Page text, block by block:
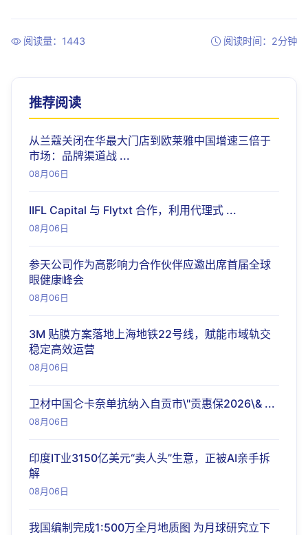
阅读量：1443 阅读时间：2分钟
推荐阅读
从兰蔻关闭在华最大门店到欧莱雅中国增速三倍于
市场：品牌渠道战 ...
08月06日
IIFL Capital 与 Flytxt 合作，利用代理式 ...
08月06日
参天公司作为高影响力合作伙伴应邀出席首届全球
眼健康峰会
08月06日
3M 贴膜方案落地上海地铁22号线，赋能市域轨交
稳定高效运营
08月06日
卫材中国仑卡奈单抗纳入自贡市\"贡惠保2026\& ...
08月06日
印度IT业3150亿美元“卖人头”生意，正被AI亲手拆
解
08月06日
我国编制完成1:500万全月地质图 为月球研究立下